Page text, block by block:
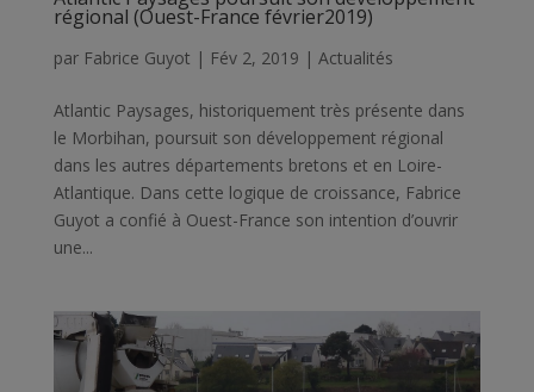
régional (Ouest-France février2019)
par Fabrice Guyot | Fév 2, 2019 | Actualités
Atlantic Paysages, historiquement très présente dans
le Morbihan, poursuit son développement régional
dans les autres départements bretons et en Loire-
Atlantique. Dans cette logique de croissance, Fabrice
Guyot a confié à Ouest-France son intention d’ouvrir
une...